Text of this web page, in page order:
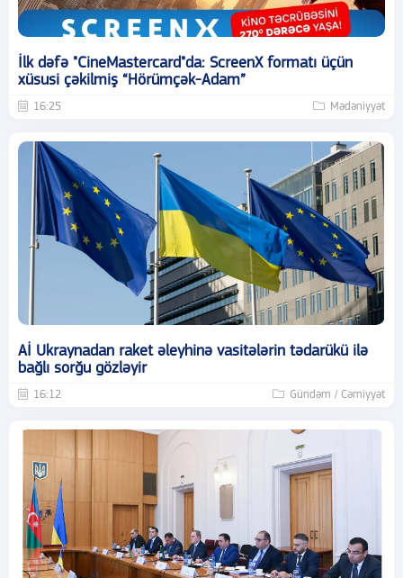
İlk dəfə "CineMastercard"da: ScreenX formatı üçün
xüsusi çəkilmiş “Hörümçək-Adam”
16:25 Mədəniyyət
Aİ Ukraynadan raket əleyhinə vasitələrin tədarükü ilə
bağlı sorğu gözləyir
16:12 Gündəm / Cəmiyyət